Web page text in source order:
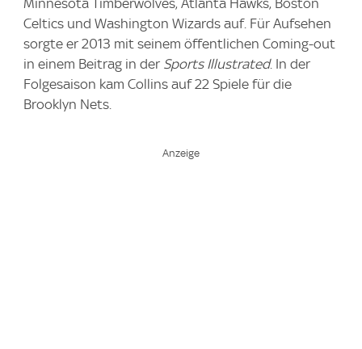
Minnesota Timberwolves, Atlanta Hawks, Boston
Celtics und Washington Wizards auf. Für Aufsehen
sorgte er 2013 mit seinem öffentlichen Coming-out
in einem Beitrag in der Sports Illustrated. In der
Folgesaison kam Collins auf 22 Spiele für die
Brooklyn Nets.